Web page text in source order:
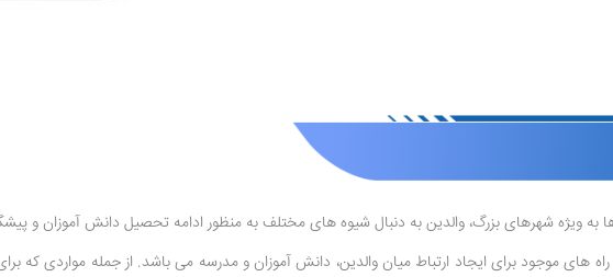
ویژه شهرهای بزرگ، والدین به دنبال شیوه های مختلف به منظور ادامه تحصیل دانش آموزان و
راه های موجود برای ایجاد ارتباط میان والدین، دانش آموزان و مدرسه می باشد. از جمله مواردی